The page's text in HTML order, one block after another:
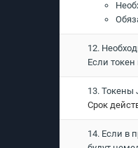
12.
Если
13. Токены
Срок
14. Если в